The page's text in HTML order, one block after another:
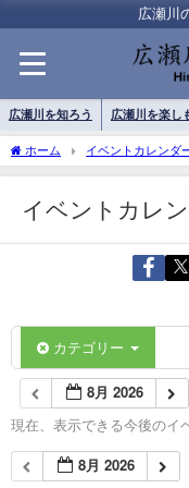
広瀬川
広瀬川を知ろう 広瀬川を楽し
ホーム イベントカレンダ
イベントカレ
カテゴリー
8月 2026
現在、表示できる今後のイ
8月 2026